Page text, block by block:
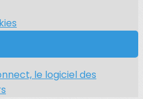
le logiciel des